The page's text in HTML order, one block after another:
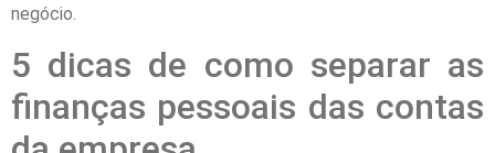
negócio.
5 dicas de como separar as
finanças pessoais das contas